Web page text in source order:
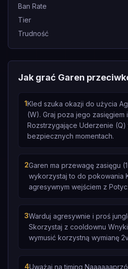
Ban Rate
Tier
Trudność
Jak grać Garen
1Kled szuka okazji do użycia
(W). Graj poza jego zasięgiem
Rozstrzygające Uderzenie
bezpiecznych momentach.
2Garen ma przewagę zasięgu
wykorzystaj to do pokowania
agresywnym wejściem z
3Warduj agresywnie i proś
Skorzystaj z cooldownu
wymusić korzystną wymianę
4Uważaj na timing